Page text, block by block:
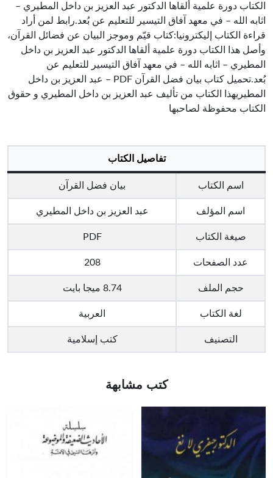
الكتاب دورة علمية ألقاها الدكتور عبد العزيز بن داخل المطيري –
اثابه الله – في معهد آفاق التيسير للتعليم عن بُعد.رابط لمن أراد
قراءة الكتاب إليكترونيا:كتاب قيّم وموجز البيان عن فضائل القرآن،
وأصل هذا الكتاب دورة علمية ألقاها الدكتور عبد العزيز بن داخل
المطيري – اثابه الله – في معهد آفاق التيسير للتعليم عن
بُعد.تحميل كتاب بيان فضل القرآن PDF – عبد العزيز بن داخل
المطيريهذا الكتاب من تأليف عبد العزيز بن داخل المطيري و حقوق
الكتاب محفوظة لصاحبها
تفاصيل الكتاب
اسم الكتاب بيان فضل القرآن
اسم المؤلف عبد العزيز بن داخل المطيري
صيغة الكتاب PDF
عدد الصفحات 208
حجم الملف 8.74 ميجا بايت
لغة الكتاب العربية
التصنيف كتب إسلامية
كتب مشابهة